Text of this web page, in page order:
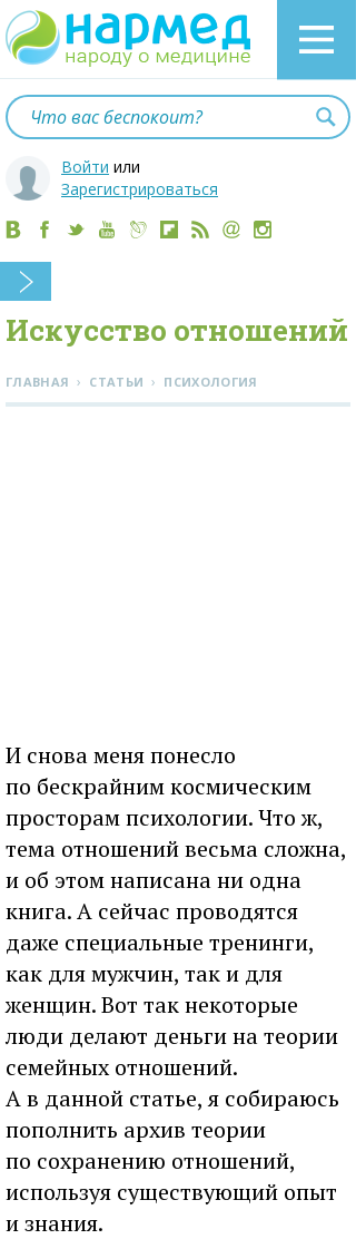
Войти или
Зарегистрироваться
Искусство отношений
ГЛАВНАЯ › СТАТЬИ › ПСИХОЛОГИЯ
И снова меня понесло
по бескрайним космическим
просторам психологии. Что ж,
тема отношений весьма сложна,
и об этом написана ни одна
книга. А сейчас проводятся
даже специальные тренинги,
как для мужчин, так и для
женщин. Вот так некоторые
люди делают деньги на теории
семейных отношений.
А в данной статье, я собираюсь
пополнить архив теории
по сохранению отношений,
используя существующий опыт
и знания.